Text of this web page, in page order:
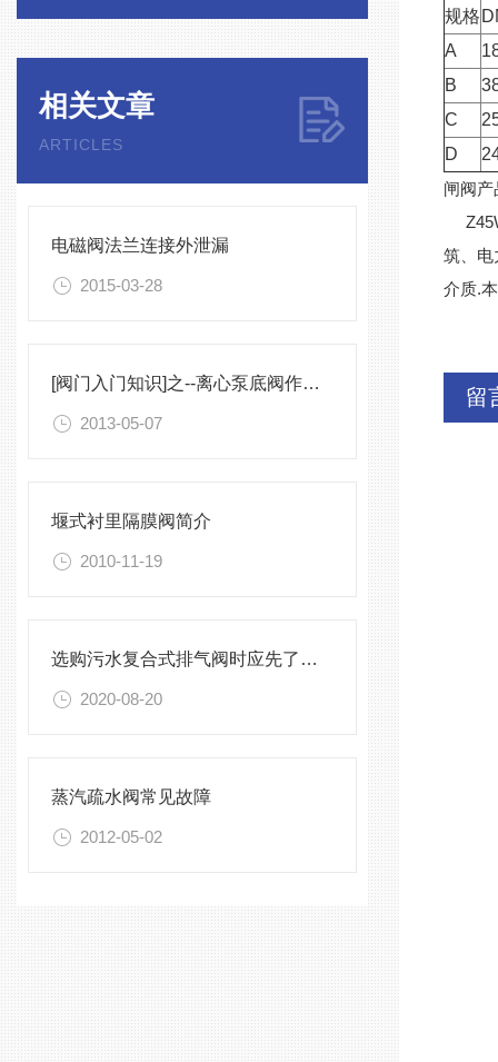
相关文章
ARTICLES
电磁阀法兰连接外泄漏
2015-03-28
[阀门入门知识]之--离心泵底阀作用简析
2013-05-07
堰式衬里隔膜阀简介
2010-11-19
选购污水复合式排气阀时应先了解这些要点！
2020-08-20
蒸汽疏水阀常见故障
2012-05-02
规格
A
B
C
D
闸阀
筑、电
介质.
留